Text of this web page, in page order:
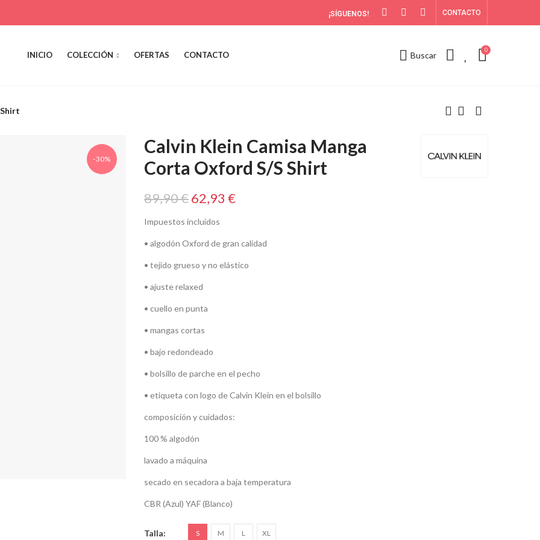
¡SÍGUENOS! CONTACTO
INICIO COLECCIÓN OFERTAS CONTACTO Buscar
0
-30%
Calvin Klein Camisa Manga
Corta Oxford S/S Shirt
89,90 €62,93 €
Impuestos incluidos
• algodón Oxford de gran calidad
• tejido grueso y no elástico
• ajuste relaxed
• cuello en punta
• mangas cortas
• bajo redondeado
• bolsillo de parche en el pecho
• etiqueta con logo de Calvin Klein en el bolsillo
composición y cuidados:
100 % algodón
lavado a máquina
secado en secadora a baja temperatura
CBR (Azul) YAF (Blanco)
Talla S M L XL